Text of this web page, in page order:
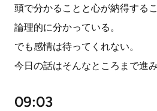
頭で分かることと心が納得するこ
論理的に分かっている。
でも感情は待ってくれない。
今日の話はそんなところまで進み
09:03